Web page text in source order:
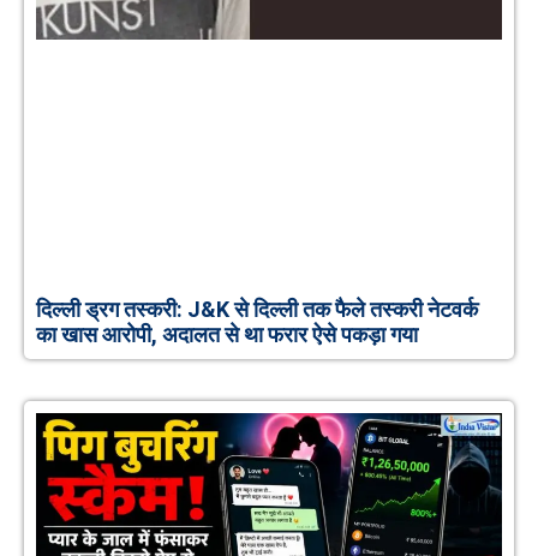
दिल्ली ड्रग तस्करी: J&K से दिल्ली तक फैले तस्करी नेटवर्क
का खास आरोपी, अदालत से था फरार ऐसे पकड़ा गया